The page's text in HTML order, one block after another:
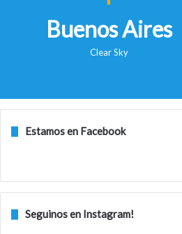
Buenos Aires
Clear Sky
Estamos en Facebook
Seguinos en Instagram!